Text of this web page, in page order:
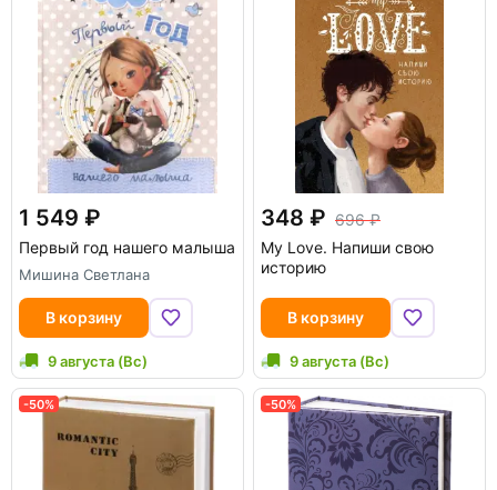
1 549
Первый год нашего малыша
Мишина Светлана
В корзину
9 августа (Вс)
348
696
My Love. Напиши свою
историю
В корзину
9 августа (Вс)
-50% -50%